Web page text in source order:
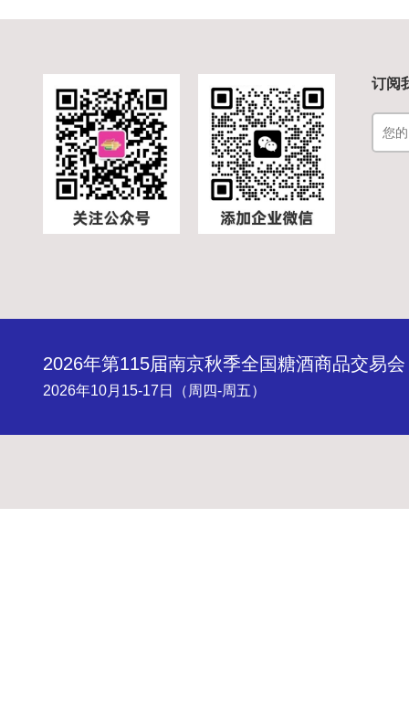
订阅
2026年第115届南京秋季全国糖酒商品交易会
2026年10月15-17日（周四-周五）